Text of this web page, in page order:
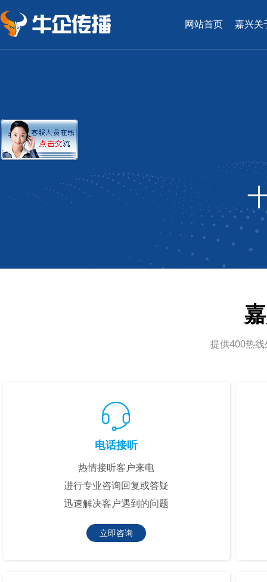
网站首页 嘉兴关
提供400热
电话接听
热情接听客户来电
进行专业咨询回复或答疑
迅速解决客户遇到的问题
立即咨询